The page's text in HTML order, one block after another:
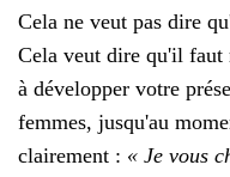
Cela ne veut pas dire
Cela veut dire qu'il faut
à développer votre
femmes, jusqu'au
clairement : « Je vous